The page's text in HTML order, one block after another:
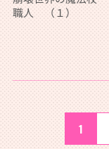
職人 （１）
1